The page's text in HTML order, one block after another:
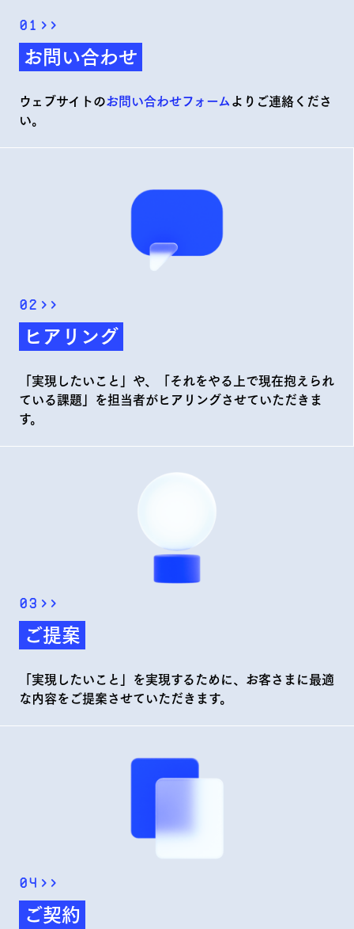
01 >>
お問い合わせ
ウェブサイトのお問い合わせフォームよりご連絡くださ
い。
02 >>
ヒアリング
「実現したいこと」や、「それをやる上で現在抱えられ
ている課題」を担当者がヒアリングさせていただきま
す。
03 >>
ご提案
「実現したいこと」を実現するために、お客さまに最適
な内容をご提案させていただきます。
04 >>
ご契約